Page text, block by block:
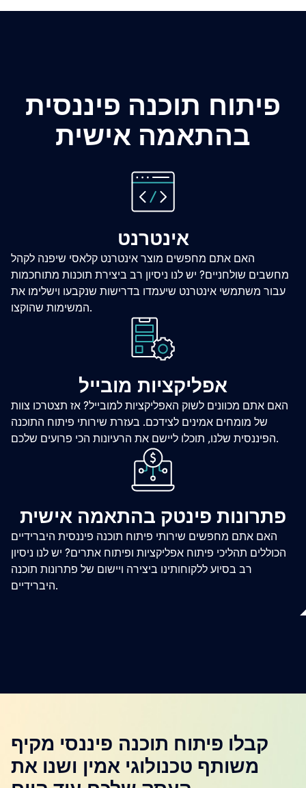
פיתוח תוכנה פיננסית
בהתאמה אישית
אינטרנט
האם אתם מחפשים מוצר אינטרנט קלאסי שיפנה לקהל
מחשבים שולחניים? יש לנו ניסיון רב ביצירת תוכנות מתוחכמות
עבור משתמשי אינטרנט שיעמדו בדרישות שנקבעו וישלימו את
המשימות שהוקצו.
אפליקציות מובייל
האם אתם מכוונים לשוק האפליקציות למובייל? אז תצטרכו צוות
של מומחים אמינים לצידכם. בעזרת שירותי פיתוח התוכנה
הפיננסית שלנו, תוכלו ליישם את הרעיונות הכי פרועים שלכם.
פתרונות פינטק בהתאמה אישית
האם אתם מחפשים שירותי פיתוח תוכנה פיננסית היברידיים
הכוללים תהליכי פיתוח אפליקציות ופיתוח אתרים? יש לנו ניסיון
רב בסיוע ללקוחותינו ביצירה ויישום של פתרונות תוכנה
היברידיים.
קבלו פיתוח תוכנה פיננסי מקיף
משותף טכנולוגי אמין ושנו את